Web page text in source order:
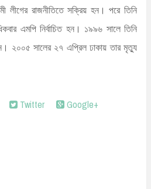
লীগের রাজনীতিতে সক্রিয় হন। পরে তিনি
এমপি নির্বাচিত হন। ১৯৯৬ সালে তিনি
২০০৫ সালের ২৭ এপ্রিল ঢাকায় তার মৃত্যু
Twitter
Google+